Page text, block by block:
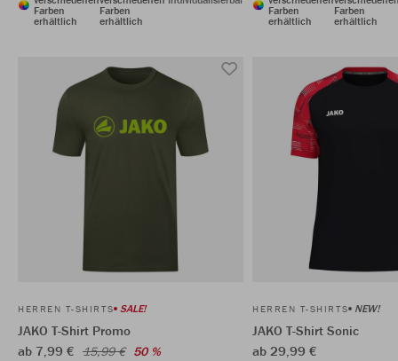
Farben
erhältlich
Farben
erhältlich
Farben
erhältlich
Farben
erhältlich
HERREN T-SHIRTS SALE!
JAKO T-Shirt Promo
ab 7,99 € 15,99 € 50 %
HERREN T-SHIRTS NEW!
JAKO T-Shirt Sonic
ab 29,99 €